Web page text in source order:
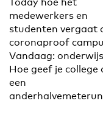
medewerkers en
studenten vergaat
coronaproof
Vandaag:
Hoe geef je college
een